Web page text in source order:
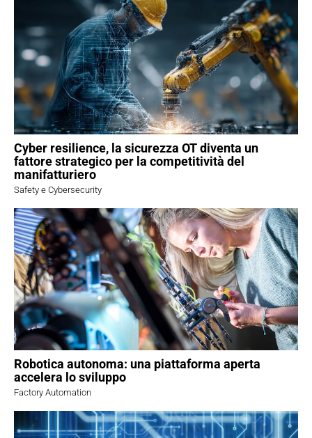
Cyber resilience, la sicurezza OT diventa un
fattore strategico per la competitività del
manifatturiero
Safety e Cybersecurity
Robotica autonoma: una piattaforma aperta
accelera lo sviluppo
Factory Automation